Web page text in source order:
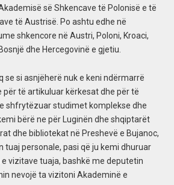
së Shkencave të Polonisë e të
të Austrisë. Po ashtu edhe në
shkencore në Austri, Poloni, Kroaci,
dhe Hercegovinë e gjetiu.
se si asnjëherë nuk e keni ndërmarrë
të artikuluar kërkesat dhe për të
shfrytëzuar studimet komplekse dhe
bërë ne për Luginën dhe shqiptarët
dhe bibliotekat në Preshevë e Bujanoc,
tuaj personale, pasi që ju kemi dhuruar
vizitave tuaja, bashkë me deputetin
nevojë ta vizitoni Akademinë e